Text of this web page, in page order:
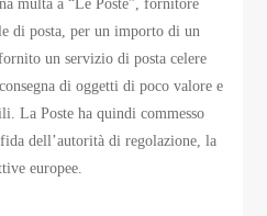
multa a “Le Poste”, fornitore
di posta, per un importo di un
un servizio di posta celere
di oggetti di poco valore e
La Poste ha quindi commesso
dell’autorità di regolazione, la
europee.